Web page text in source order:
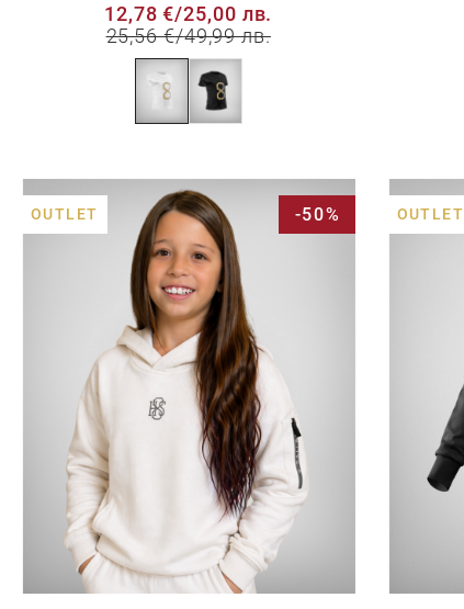
12,78 €/25,00 лв.
25,56 €/49,99 лв.
OUTLET -50% OUTLET